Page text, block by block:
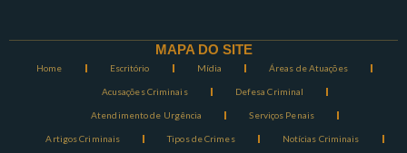
MAPA DO SITE
Home Escritório Mídia Áreas de Atuações
Acusações Criminais Defesa Criminal
Atendimento de Urgência Serviços Penais
Artigos Criminais Tipos de Crimes Notícias Criminais